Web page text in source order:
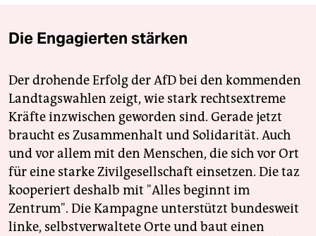
Die Engagierten stärken
Der drohende Erfolg der AfD bei den kommenden
Landtagswahlen zeigt, wie stark rechtsextreme
Kräfte inzwischen geworden sind. Gerade jetzt
braucht es Zusammenhalt und Solidarität. Auch
und vor allem mit den Menschen, die sich vor Ort
für eine starke Zivilgesellschaft einsetzen. Die taz
kooperiert deshalb mit "Alles beginnt im
Zentrum". Die Kampagne unterstützt bundesweit
linke, selbstverwaltete Orte und baut einen